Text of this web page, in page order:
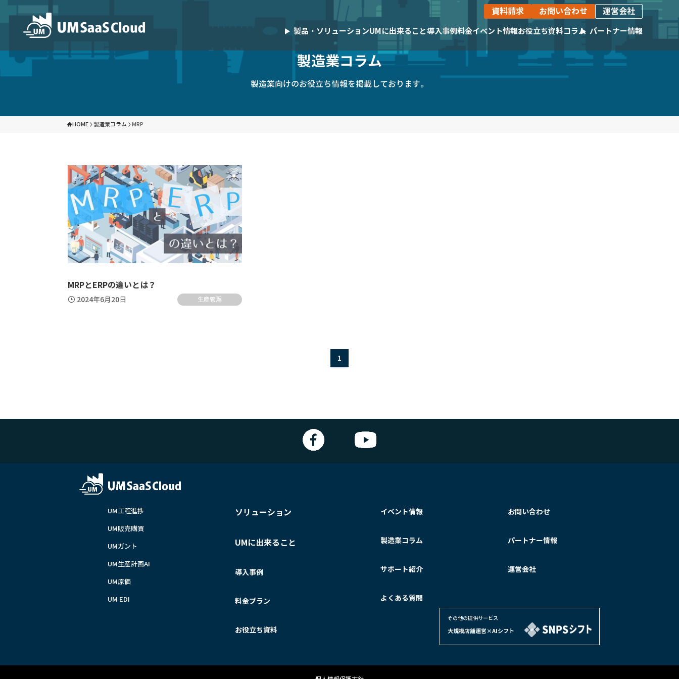
製品・ソリューション
製品
クラウド販売・購買管理システム 生産計画自動最適化ツール
ソリューション
中堅企業向けクラウドERP 中小企業向けクラウドERP
UMに出来ること 導入事例料金イベント情報お役立ち資料コラム パートナー情報
パートナープログラム
UM SaaS Cloudは、各分野で専門性と実績を持つ多様なパートナー企業と連携
しています。パートナー企業との協力により、お客様のDX推進やビジネス成長
パートナー事例
UM SaaS Cloudパートナーでご活躍いただいている企業様をご紹介します。
資料請求 お問い合わせ 運営会社
製造業コラム
製造業向けのお役立ち情報を掲載しております。
HOME 製造業コラム MRP
MRPとERPの違いとは？
2024年6月20日 生産管理
1
UM工程進捗
UM販売購買
UMガント
UM生産計画AI
UM原価
UM EDI
ソリューション
UMに出来ること
導入事例
料金プラン
お役立ち資料
イベント情報
製造業コラム
サポート紹介
よくある質問
お問い合わせ
パートナー情報
運営会社
その他の提供サービス
大規模店舗運営×AIシフト